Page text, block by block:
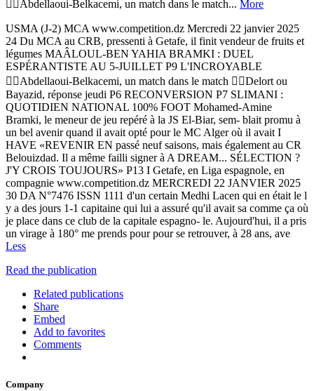
Abdellaoui-Belkacemi, un match dans le match... More
USMA (J-2) MCA www.competition.dz Mercredi 22 janvier 2025
24 Du MCA au CRB, pressenti à Getafe, il finit vendeur de fruits et
légumes MAÂLOUL-BEN YAHIA BRAMKI : DUEL
ESPÉRANTISTE AU 5-JUILLET P9 L'INCROYABLE
Abdellaoui-Belkacemi, un match dans le match Delort ou
Bayazid, réponse jeudi P6 RECONVERSION P7 SLIMANI :
QUOTIDIEN NATIONAL 100% FOOT Mohamed-Amine
Bramki, le meneur de jeu repéré à la JS El-Biar, sem- blait promu à
un bel avenir quand il avait opté pour le MC Alger où il avait I
HAVE «REVENIR EN passé neuf saisons, mais également au CR
Belouizdad. Il a même failli signer à A DREAM... SÉLECTION ?
J'Y CROIS TOUJOURS» P13 I Getafe, en Liga espagnole, en
compagnie www.competition.dz MERCREDI 22 JANVIER 2025
30 DA N°7476 ISSN 1111 d'un certain Medhi Lacen qui en était le l
y a des jours 1-1 capitaine qui lui a assuré qu'il avait sa comme ça où
je place dans ce club de la capitale espagno- le. Aujourd'hui, il a pris
un virage à 180° me prends pour pour se retrouver, à 28 ans, ave
Less
Read the publication
Related publications
Share
Embed
Add to favorites
Comments
Company